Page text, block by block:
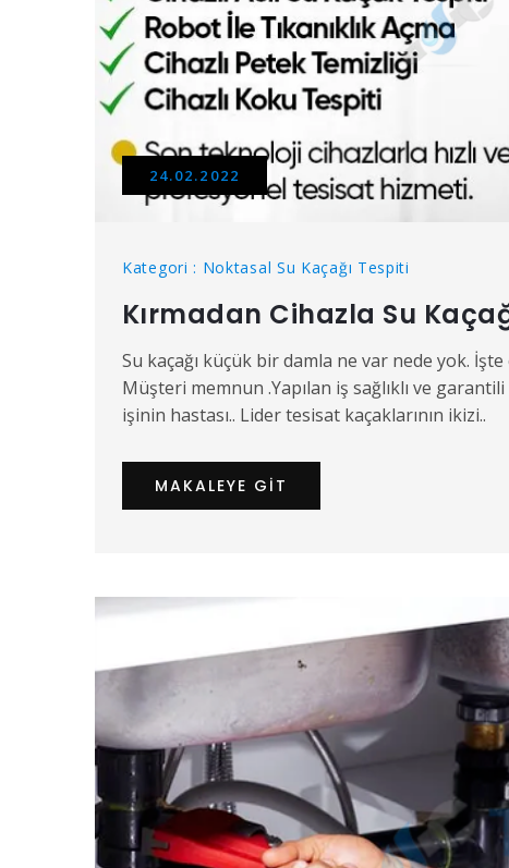
24.02.2022
Kategori : Noktasal Su Kaçağı Tespiti
Kırmadan Cihazla Su
Su kaçağı küçük bir damla ne var nede yok.
Müşteri memnun .Yapılan iş sağlıklı ve
işinin hastası.. Lider tesisat kaçaklarının ikizi..
MAKALEYE GIT